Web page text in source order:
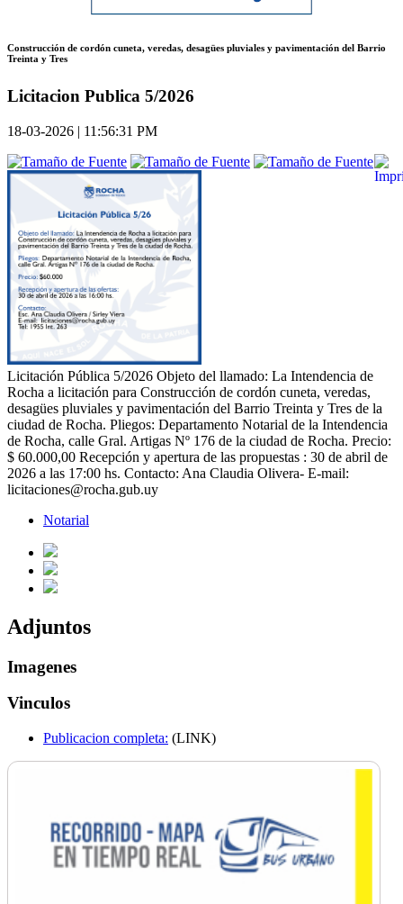
Construcción de cordón cuneta, veredas, desagües pluviales y pavimentación del Barrio
Treinta y Tres
Licitacion Publica 5/2026
18-03-2026 | 11:56:31 PM
Licitación Pública 5/2026 Objeto del llamado: La Intendencia de
Rocha a licitación para Construcción de cordón cuneta, veredas,
desagües pluviales y pavimentación del Barrio Treinta y Tres de la
ciudad de Rocha. Pliegos: Departamento Notarial de la Intendencia
de Rocha, calle Gral. Artigas Nº 176 de la ciudad de Rocha. Precio:
$ 60.000,00 Recepción y apertura de las propuestas : 30 de abril de
2026 a las 17:00 hs. Contacto: Ana Claudia Olivera- E-mail:
licitaciones@rocha.gub.uy
Notarial
Adjuntos
Imagenes
Vinculos
Publicacion completa: (LINK)